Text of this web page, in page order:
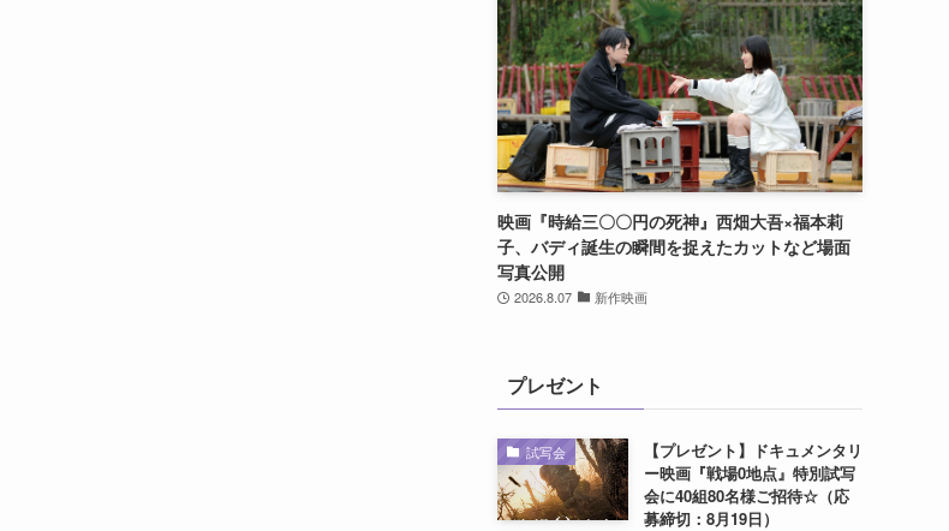
映画『時給三〇〇円の死神』西畑大吾×福本莉
子、バディ誕生の瞬間を捉えたカットなど場面
写真公開
2026.8.07 新作映画
プレゼント
試写会
【プレゼント】ドキュメンタリ
ー映画『戦場0地点』特別試写
会に40組80名様ご招待☆（応
募締切：8月19日）